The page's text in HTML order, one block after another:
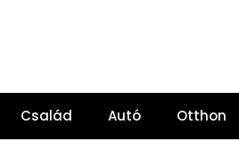
Család Autó Otthon